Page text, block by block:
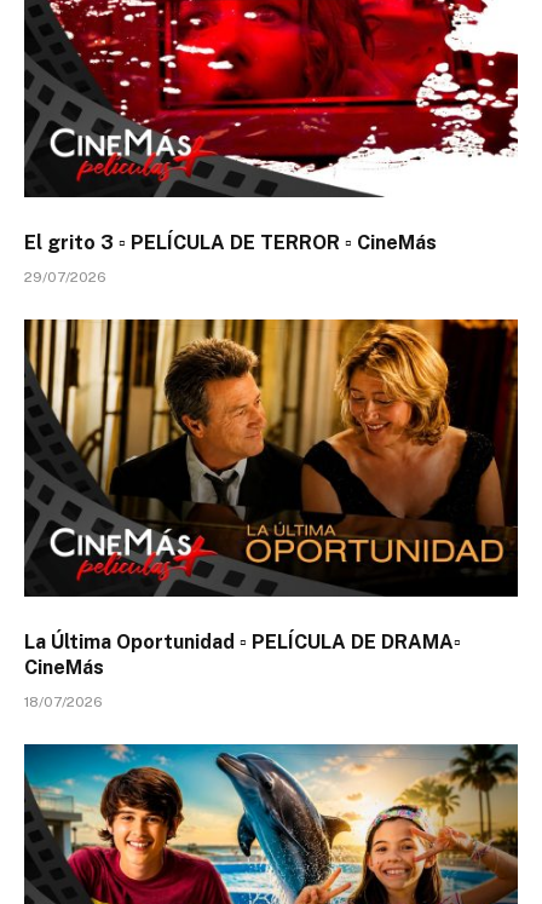
El grito 3 ▫️ PELÍCULA DE TERROR ▫️ CineMás
29/07/2026
La Última Oportunidad ▫️ PELÍCULA DE DRAMA▫️
CineMás
18/07/2026